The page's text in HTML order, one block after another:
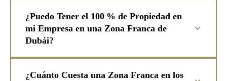
¿Puedo Tener el 100 % de Propiedad en
mi Empresa en una Zona Franca de
Dubái?
¿Cuánto Cuesta una Zona Franca en los